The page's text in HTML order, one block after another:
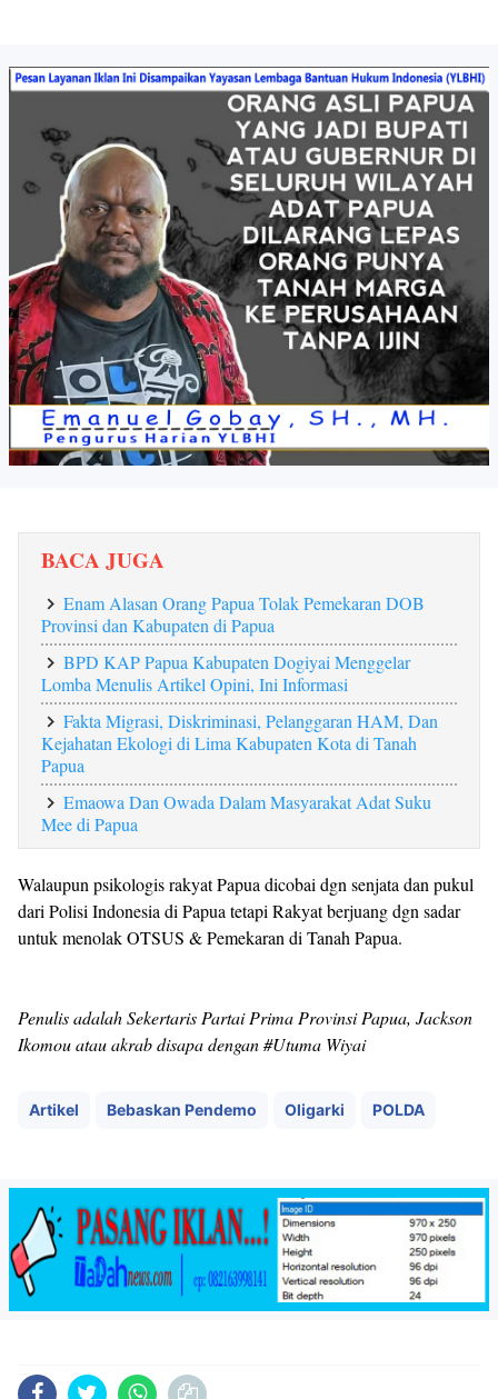
BACA JUGA
Enam Alasan Orang Papua Tolak Pemekaran DOB
Provinsi dan Kabupaten di Papua
BPD KAP Papua Kabupaten Dogiyai Menggelar
Lomba Menulis Artikel Opini, Ini Informasi
Fakta Migrasi, Diskriminasi, Pelanggaran HAM, Dan
Kejahatan Ekologi di Lima Kabupaten Kota di Tanah
Papua
Emaowa Dan Owada Dalam Masyarakat Adat Suku
Mee di Papua
Walaupun psikologis rakyat Papua dicobai dgn senjata dan pukul
dari Polisi Indonesia di Papua tetapi Rakyat berjuang dgn sadar
untuk menolak OTSUS & Pemekaran di Tanah Papua.
Penulis adalah Sekertaris Partai Prima Provinsi Papua, Jackson
Ikomou atau akrab disapa dengan #Utuma Wiyai
Artikel Bebaskan Pendemo Oligarki POLDA